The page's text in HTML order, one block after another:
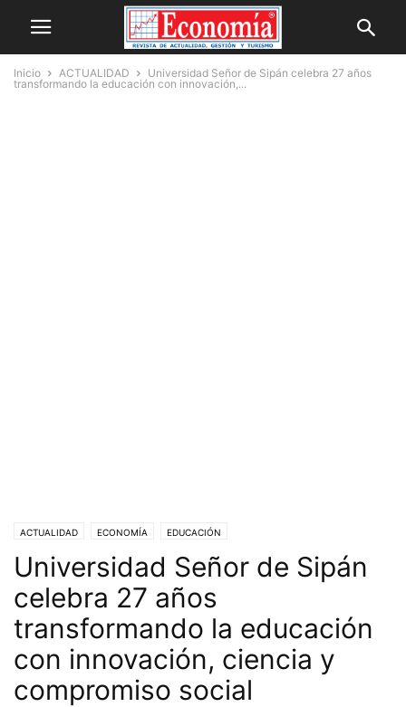
Inicio ACTUALIDAD
Universidad Señor de Sipán celebra 27 años
transformando la educación con innovación,...
ACTUALIDAD ECONOMÍA EDUCACIÓN
Universidad Señor de Sipán
celebra 27 años
transformando la educación
con innovación, ciencia y
compromiso social